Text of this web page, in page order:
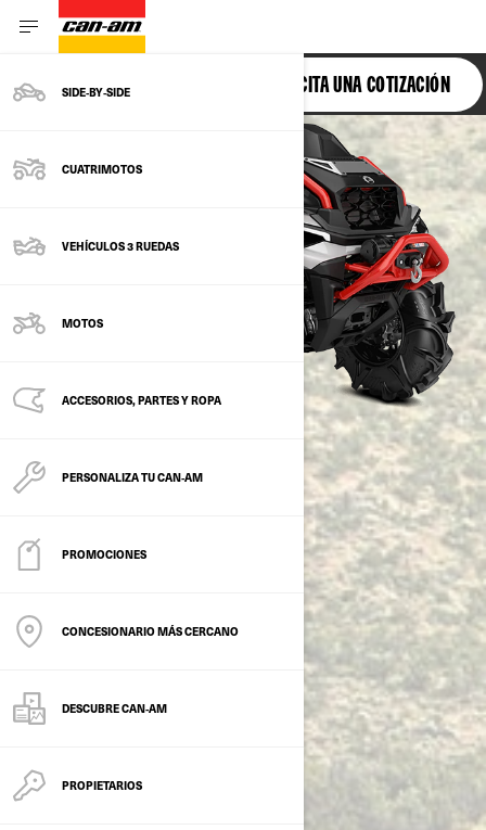
SIDE‑BY‑SIDE
CUATRIMOTOS
VEHÍCULOS 3 RUEDAS
MOTOS
ACCESORIOS, PARTES Y ROPA
PERSONALIZA TU CAN‑AM
PROMOCIONES
CONCESIONARIO MÁS CERCANO
DESCUBRE CAN‑AM
PROPIETARIOS
OUTLANDER SOLICITA UNA COTIZACIÓN